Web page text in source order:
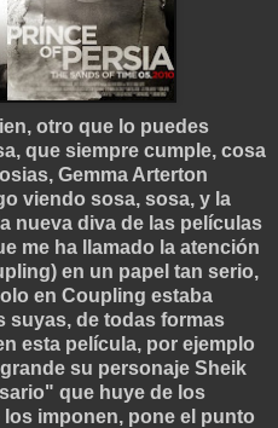
otro que lo puedes
que siempre cumple, cosa
Gemma Arterton
viendo sosa, sosa, y la
nueva diva de las películas
me ha llamado la atención
en un papel tan serio,
en Coupling estaba
suyas, de todas formas
esta película, por ejemplo
su personaje Sheik
que huye de los
imponen, pone el punto